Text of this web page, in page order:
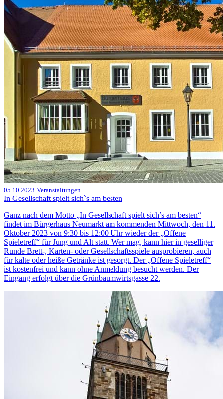
05.10.2023 Veranstaltungen
In Gesellschaft spielt sich`s am besten
Ganz nach dem Motto „In Gesellschaft spielt sich’s am besten“
findet im Bürgerhaus Neumarkt am kommenden Mittwoch, den 11.
Oktober 2023 von 9:30 bis 12:00 Uhr wieder der „Offene
Spieletreff“ für Jung und Alt statt. Wer mag, kann hier in geselliger
Runde Brett-, Karten- oder Gesellschaftsspiele ausprobieren, auch
für kalte oder heiße Getränke ist gesorgt. Der „Offene Spieletreff“
ist kostenfrei und kann ohne Anmeldung besucht werden. Der
Eingang erfolgt über die Grünbaumwirtsgasse 22.